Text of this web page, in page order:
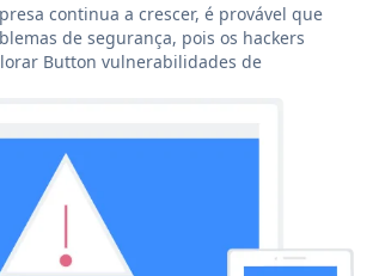
continua a crescer, é provável que
de segurança, pois os hackers
Button vulnerabilidades de